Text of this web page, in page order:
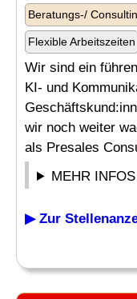
Beratungs-/
Flexible Arbeitszeiten
Wir sind ein
KI- und
wir noch weiter
als Presales
MEHR
▶ Zur